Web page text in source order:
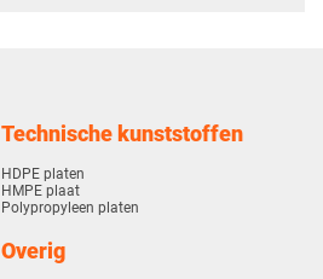
Technische kunststoffen
HDPE platen
HMPE plaat
Polypropyleen platen
Overig